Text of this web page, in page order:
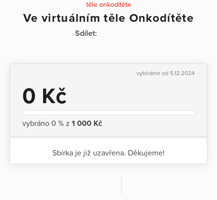
těle onkodítěte
Ve virtuálním těle Onkodítěte
Sdílet:
vybíráme od 5.12.2024
0 Kč
vybráno 0 % z 1 000 Kč
Sbírka je již uzavřena. Děkujeme!